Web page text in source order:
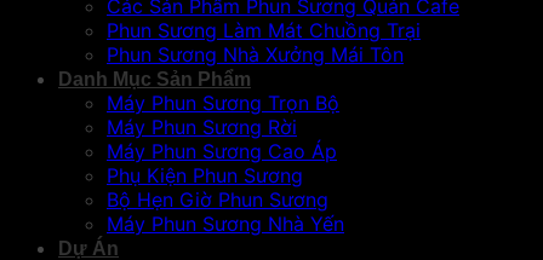
Các Sản Phẩm Phun Sương Quán Cafe
Phun Sương Làm Mát Chuồng Trại
Phun Sương Nhà Xưởng Mái Tôn
Danh Mục Sản Phẩm
Máy Phun Sương Trọn Bộ
Máy Phun Sương Rời
Máy Phun Sương Cao Áp
Phụ Kiện Phun Sương
Bộ Hẹn Giờ Phun Sương
Máy Phun Sương Nhà Yến
Dự Án